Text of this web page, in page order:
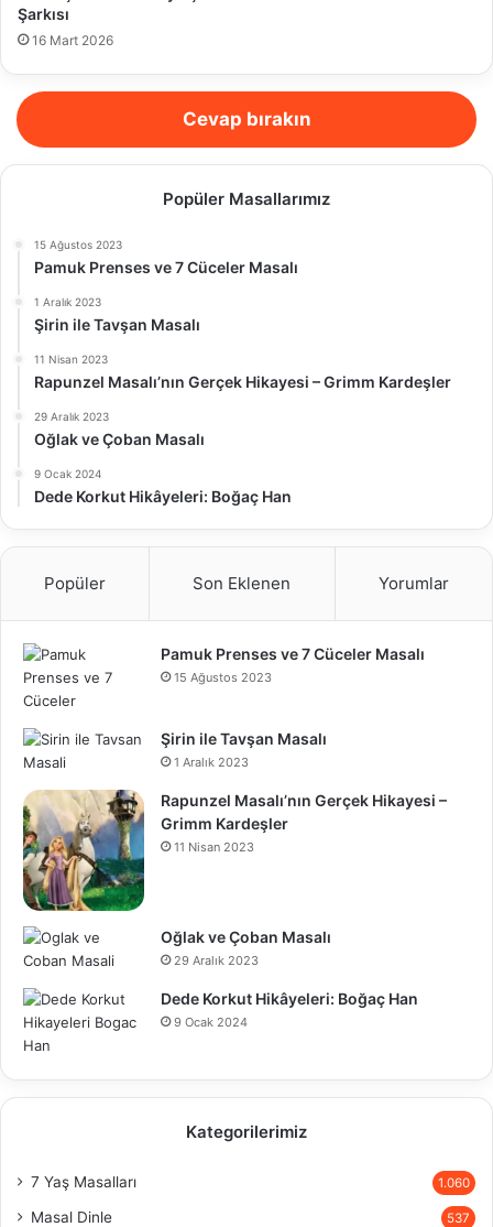
Şarkısı
16 Mart 2026
Cevap bırakın
Popüler Masallarımız
15 Ağustos 2023
Pamuk Prenses ve 7 Cüceler Masalı
1 Aralık 2023
Şirin ile Tavşan Masalı
11 Nisan 2023
Rapunzel Masalı’nın Gerçek Hikayesi – Grimm Kardeşler
29 Aralık 2023
Oğlak ve Çoban Masalı
9 Ocak 2024
Dede Korkut Hikâyeleri: Boğaç Han
Popüler Son Eklenen Yorumlar
Pamuk Prenses ve 7 Cüceler Masalı
15 Ağustos 2023
Şirin ile Tavşan Masalı
1 Aralık 2023
Rapunzel Masalı’nın Gerçek Hikayesi –
Grimm Kardeşler
11 Nisan 2023
Oğlak ve Çoban Masalı
29 Aralık 2023
Dede Korkut Hikâyeleri: Boğaç Han
9 Ocak 2024
Kategorilerimiz
7 Yaş Masalları 1.060
Masal Dinle 537